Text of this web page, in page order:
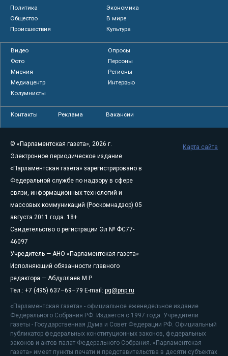
Политика
Экономика
Общество
В мире
Происшествия
Культура
Видео
Опросы
Фото
Персоны
Мнения
Регионы
Медиацентр
Интервью
Колумнисты
Контакты Реклама Вакансии
© «Парламентская газета», 2026 г.
Электронное периодическое издание
«Парламентская газета» зарегистрировано в
Федеральной службе по надзору в сфере
связи, информационных технологий и
массовых коммуникаций (Роскомнадзор) 05
августа 2011 года. 18+
Свидетельство о регистрации Эл № ФС77-
46097
Учредитель — АНО «Парламентская газета»
Исполняющий обязанности главного
редактора — Абдуллаев М.Р.
Тел.: +7 (495) 637–69–79 E-mail: pg@pnp.ru
«Парламентская газета» - официальное еженедельное издание
Федерального Собрания РФ. Издается с 1997 года. Учредители
газеты - Государственная Дума и Совет Федерации РФ. Официальный
публикатор федеральных конституционных законов, федеральных
законов и актов палат Федерального Собрания. «Парламентская
газета» имеет пункты печати и представительства в десяти субъектах
Карта сайта